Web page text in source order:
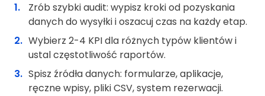
Zrób szybki audit: wypisz kroki od pozyskania
danych do wysyłki i oszacuj czas na każdy etap.
Wybierz 2-4 KPI dla różnych typów klientów i
ustal częstotliwość raportów.
Spisz źródła danych: formularze, aplikacje,
ręczne wpisy, pliki CSV, system rezerwacji.